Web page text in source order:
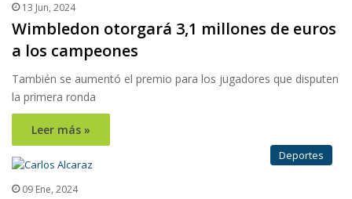
13 Jun, 2024
Wimbledon otorgará 3,1 millones de euros
a los campeones
También se aumentó el premio para los jugadores que disputen
la primera ronda
Leer más »
Deportes
09 Ene, 2024